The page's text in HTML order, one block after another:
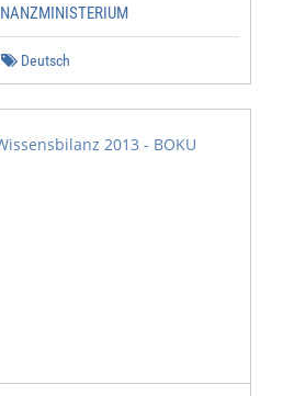
Deutsch